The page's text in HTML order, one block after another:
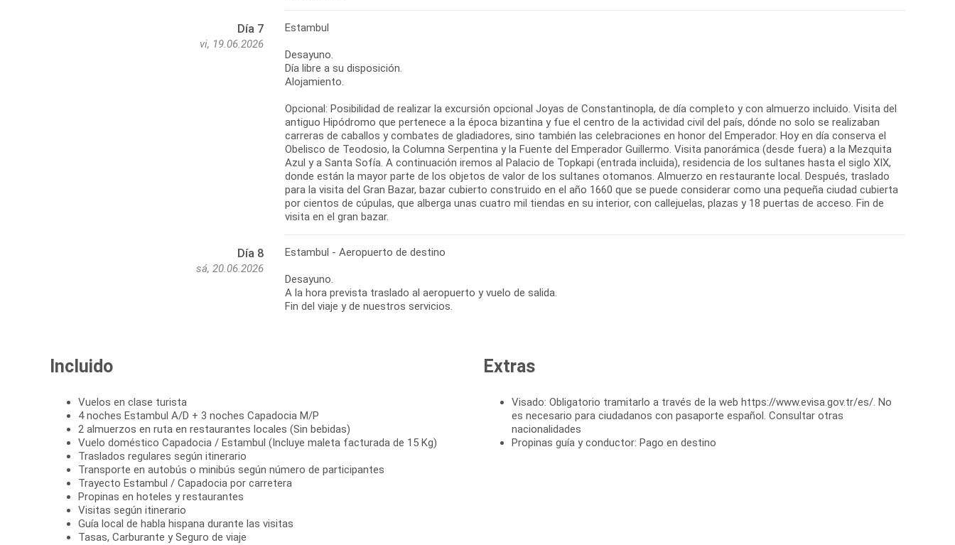
Día 7
vi, 19.06.2026
Estambul
Desayuno.
Día libre a su disposición.
Alojamiento.
Opcional: Posibilidad de realizar la excursión opcional Joyas de Constantinopla, de día completo y con almuerzo incluido. Visita del
antiguo Hipódromo que pertenece a la época bizantina y fue el centro de la actividad civil del país, dónde no solo se realizaban
carreras de caballos y combates de gladiadores, sino también las celebraciones en honor del Emperador. Hoy en día conserva el
Obelisco de Teodosio, la Columna Serpentina y la Fuente del Emperador Guillermo. Visita panorámica (desde fuera) a la Mezquita
Azul y a Santa Sofía. A continuación iremos al Palacio de Topkapi (entrada incluida), residencia de los sultanes hasta el siglo XIX,
donde están la mayor parte de los objetos de valor de los sultanes otomanos. Almuerzo en restaurante local. Después, traslado
para la visita del Gran Bazar, bazar cubierto construido en el año 1660 que se puede considerar como una pequeña ciudad cubierta
por cientos de cúpulas, que alberga unas cuatro mil tiendas en su interior, con callejuelas, plazas y 18 puertas de acceso. Fin de
visita en el gran bazar.
Día 8
sá, 20.06.2026
Estambul - Aeropuerto de destino
Desayuno.
A la hora prevista traslado al aeropuerto y vuelo de salida.
Fin del viaje y de nuestros servicios.
Incluido
Vuelos en clase turista
4 noches Estambul A/D + 3 noches Capadocia M/P
2 almuerzos en ruta en restaurantes locales (Sin bebidas)
Vuelo doméstico Capadocia / Estambul (Incluye maleta facturada de 15 Kg)
Traslados regulares según itinerario
Transporte en autobús o minibús según número de participantes
Trayecto Estambul / Capadocia por carretera
Propinas en hoteles y restaurantes
Visitas según itinerario
Guía local de habla hispana durante las visitas
Tasas, Carburante y Seguro de viaje
Extras
Visado: Obligatorio tramitarlo a través de la web https://www.evisa.gov.tr/es/. No
es necesario para ciudadanos con pasaporte español. Consultar otras
nacionalidades
Propinas guía y conductor: Pago en destino